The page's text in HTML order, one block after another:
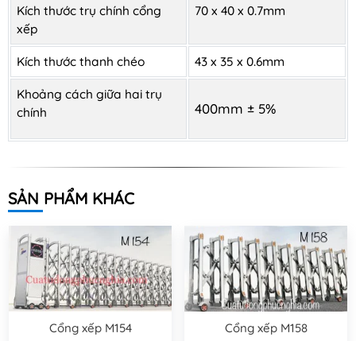
Kích thước trụ chính cổng
xếp
70 x 40 x 0.7mm
Kích thước thanh chéo 43 x 35 x 0.6mm
Khoảng cách giữa hai trụ
chính
400mm ± 5%
SẢN PHẨM KHÁC
Cổng xếp M154 Cổng xếp M158